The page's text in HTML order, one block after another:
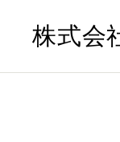
content株式会